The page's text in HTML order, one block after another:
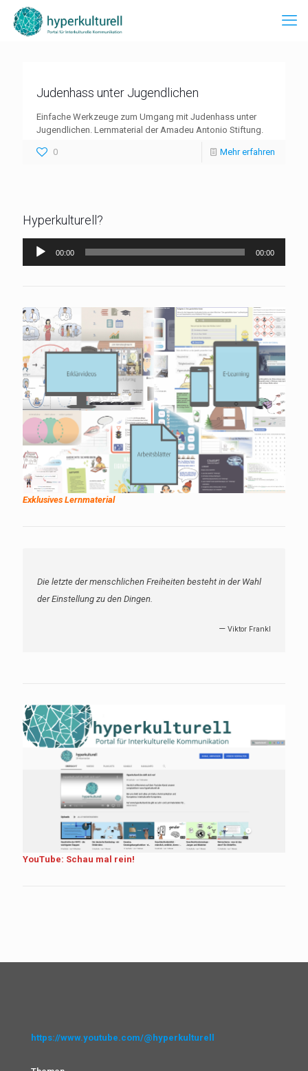
Judenhass unter Jugendlichen
Einfache Werkzeuge zum Umgang mit Judenhass unter
Jugendlichen. Lernmaterial der Amadeu Antonio Stiftung.
0 Mehr erfahren
Hyperkulturell?
Audio-
Player
00:00 00:00
Exklusives Lernmaterial
Die letzte der menschlichen Freiheiten besteht in der Wahl
der Einstellung zu den Dingen.
—Viktor Frankl
YouTube: Schau mal rein!
https://www.youtube.com/@hyperkulturell